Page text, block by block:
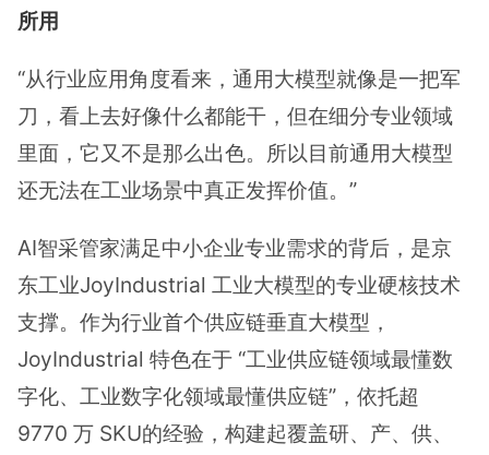
所用
“从行业应用角度看来，通用大模型就像是一把军
刀，看上去好像什么都能干，但在细分专业领域
里面，它又不是那么出色。所以目前通用大模型
还无法在工业场景中真正发挥价值。”
AI智采管家满足中小企业专业需求的背后，是京
东工业JoyIndustrial 工业大模型的专业硬核技术
支撑。作为行业首个供应链垂直大模型，
JoyIndustrial 特色在于 “工业供应链领域最懂数
字化、工业数字化领域最懂供应链”，依托超
9770 万 SKU的经验，构建起覆盖研、产、供、